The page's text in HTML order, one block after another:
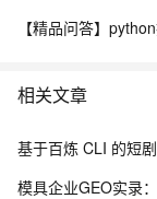
【精品问答】
相关文章
模具企业GEO实录